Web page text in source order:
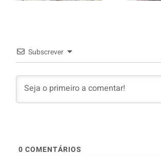
Subscrever
0 COMENTÁRIOS